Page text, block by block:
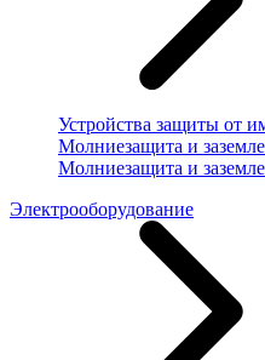
Устройства защиты от
Молниезащита и
Молниезащита и
Электрооборудование